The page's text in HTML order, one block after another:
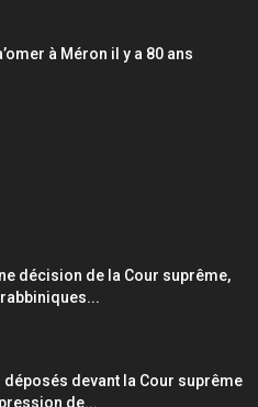
à Méron il y a 80 ans
décision de la Cour suprême,
déposés devant la Cour suprême
de...